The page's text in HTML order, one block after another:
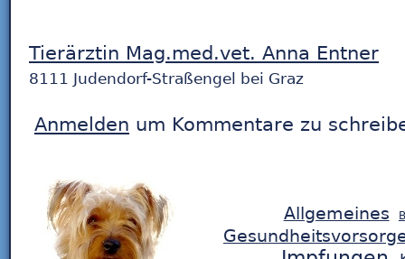
Tierärztin Mag.med.vet. Anna Entner
8111 Judendorf-Straßengel bei Graz
Anmelden um Kommentare zu
Allgemeines